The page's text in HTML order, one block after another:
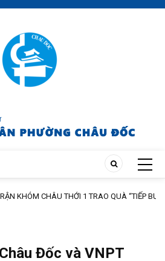
CHÂU THỚI 1 TRAO QUÀ “TIẾP BƯỚC
Đốc và VNPT